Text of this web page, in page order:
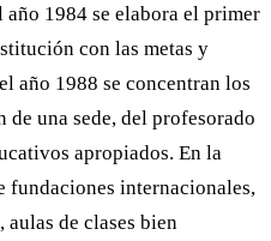
1984 se elabora el primer
con las metas y
año 1988 se concentran los
de una sede, del profesorado
apropiados. En la
fundaciones internacionales,
aulas de clases bien